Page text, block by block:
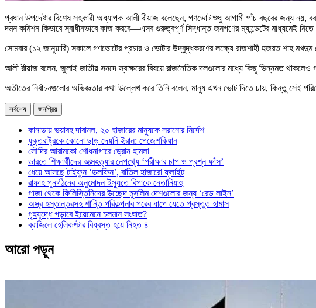
প্রধান উপদেষ্টার বিশেষ সহকারী অধ্যাপক আলী রীয়াজ বলেছেন, গণভোট শুধু আগামী পাঁচ বছরের জন্য নয়, বরং
দমন কমিশন কিভাবে স্বাধীনভাবে কাজ করবে—এসব গুরুত্বপূর্ণ সিদ্ধান্ত জনগণের ম্যান্ডেটের মাধ্যমেই
সোমবার (১২ জানুয়ারি) সকালে গণভোটের প্রচার ও ভোটার উদ্বুদ্ধকরণের লক্ষ্যে রাজশাহী হজরত শাহ মখদুম
আলী রীয়াজ বলেন, জুলাই জাতীয় সনদে স্বাক্ষরের বিষয়ে রাজনৈতিক দলগুলোর মধ্যে কিছু ভিন্নমত
অতীতের নির্বাচনগুলোর অভিজ্ঞতার কথা উল্লেখ করে তিনি বলেন, মানুষ এখন ভোট দিতে চায়, কিন্তু সেই
সর্বশেষ জনপ্রিয়
কানাডায় ভয়াবহ দাবানল, ২০ হাজারের মানুষকে সরানোর নির্দেশ
যুক্তরাষ্ট্রকে কোনো ছাড় দেয়নি ইরান: পেজেশকিয়ান
সৌদির আরামকো শোধনাগারে ড্রোন হামলা
ভারতে শিক্ষার্থীদের আত্মহত্যার নেপথ্যে ‘পরীক্ষার চাপ ও প্রশ্ন ফাঁস’
ধেয়ে আসছে টাইফুন ‘ডলফিন’, বাতিল হাজারো ফ্লাইট
রাফাহ পুনর্গঠনের অনুমোদন ইস্যুতে বিপাকে নেতানিয়াহু
গাজা থেকে ফিলিস্তিনিদের উচ্ছেদ মুসলিম দেশগুলোর জন্য ‘রেড লাইন’
অস্ত্র হস্তান্তরসহ শান্তি পরিকল্পনার পরের ধাপে যেতে প্রস্তুত হামাস
গৃহযুদ্ধে গড়াবে ইয়েমেনে চলমান সংঘাত?
ব্রাজিলে হেলিকপ্টার বিধ্বস্ত হয়ে নিহত ৪
আরো পড়ুন